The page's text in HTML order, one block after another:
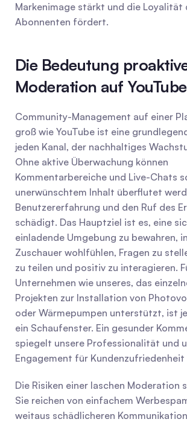
Markenimage stärkt und die Loyalität
Abonnenten fördert.
Die Bedeutung
Moderation auf YouTube
Community-Management auf einer
groß wie YouTube ist eine
jeden Kanal, der nachhaltiges
Ohne aktive Überwachung können
Kommentarbereiche und Live-Chats
unerwünschtem Inhalt überflutet
Benutzererfahrung und den Ruf des
schädigt. Das Hauptziel ist es, eine
einladende Umgebung zu bewahren,
Zuschauer wohlfühlen, Fragen zu
zu teilen und positiv zu interagieren.
Unternehmen wie unseres, das
Projekten zur Installation von
oder Wärmepumpen unterstützt, ist
ein Schaufenster. Ein gesunder
spiegelt unsere Professionalität und
Engagement für Kundenzufriedenheit
Die Risiken einer laschen Moderation
Sie reichen von einfachem
weitaus schädlicheren